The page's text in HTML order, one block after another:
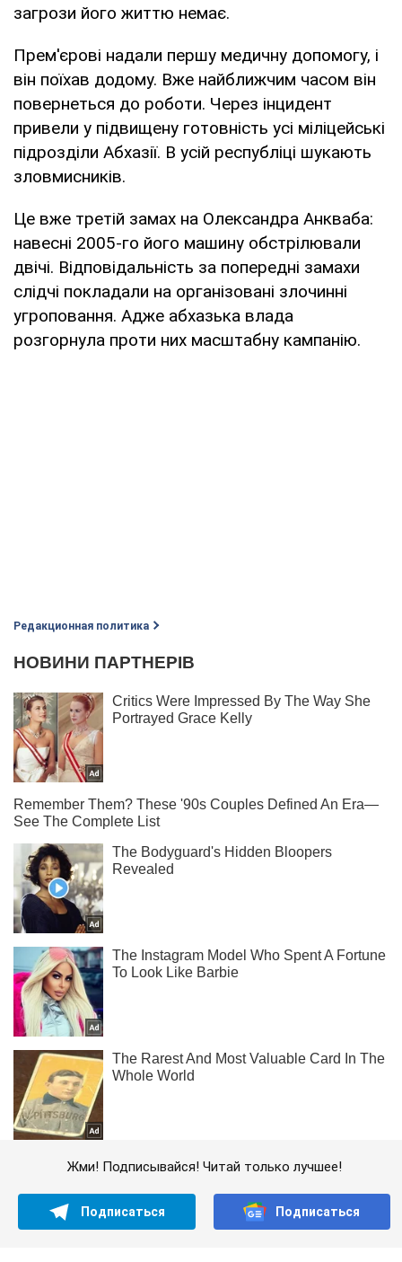
загрози його життю немає.
Прем'єрові надали першу медичну допомогу, і
він поїхав додому. Вже найближчим часом він
повернеться до роботи. Через інцидент
привели у підвищену готовність усі міліцейські
підрозділи Абхазії. В усій республіці шукають
зловмисників.
Це вже третій замах на Олександра Анкваба:
навесні 2005-го його машину обстрілювали
двічі. Відповідальність за попередні замахи
слідчі покладали на організовані злочинні
угроповання. Адже абхазька влада
розгорнула проти них масштабну кампанію.
Редакционная политика
Жми! Подписывайся! Читай только лучшее!
Подписаться Подписаться